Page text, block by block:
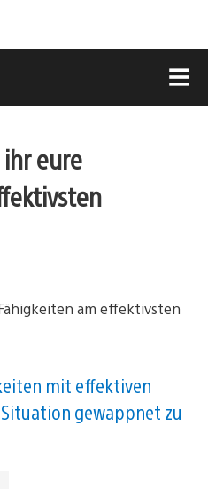
ihr eure
mit effektiven
gewappnet zu